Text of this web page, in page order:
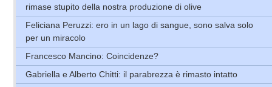
rimase stupito della nostra produzione di olive
Feliciana Peruzzi: ero in un lago di sangue, sono salva solo
per un miracolo
Francesco Mancino: Coincidenze?
Gabriella e Alberto Chitti: il parabrezza è rimasto intatto